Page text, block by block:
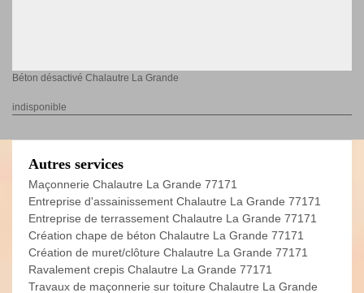
Béton désactivé Chalautre La Grande
indisponible
Autres services
Maçonnerie Chalautre La Grande 77171
Entreprise d'assainissement Chalautre La Grande 77171
Entreprise de terrassement Chalautre La Grande 77171
Création chape de béton Chalautre La Grande 77171
Création de muret/clôture Chalautre La Grande 77171
Ravalement crepis Chalautre La Grande 77171
Travaux de maçonnerie sur toiture Chalautre La Grande